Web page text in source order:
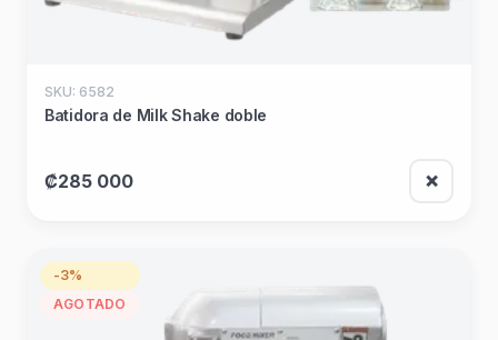
SKU: 6582
Batidora de Milk Shake doble
₡285 000 ❌
-3%
AGOTADO